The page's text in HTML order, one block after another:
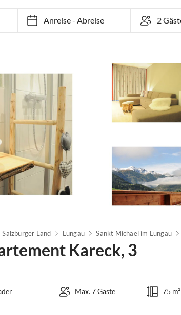
Anreise-Abreise
Salzburger Land Lungau Sankt Michael im Lungau
Kareck, 3
Max. 7 Gäste 75 m²